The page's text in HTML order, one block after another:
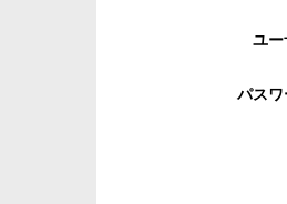
ユー
パスワ